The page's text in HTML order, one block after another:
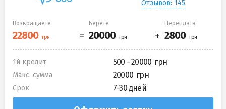
Отзывов: 145
Возвращаете Берете Переплата
1й кредит 500 - 20000
Макс. сумма 20000
Срок 7-30 дней